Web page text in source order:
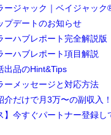
ージャック｜ベイジャック
プデートのお知らせ
ーハブレポート完全解説版
ーハブレポート項目解説
出品のHint&Tips
ーメッセージと対応方法
介だけで月3万〜の副収入
】今すぐパートナー登録し